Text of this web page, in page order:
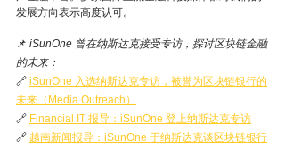
发展方向表示高度认可。
📌 iSunOne 曾在纳斯达克接受专访，探讨区块链金融
的未来：
🔗 iSunOne 入选纳斯达克专访，被誉为区块链银行的
未来（Media Outreach）
🔗 Financial IT 报导：iSunOne 登上纳斯达克专访
🔗 越南新闻报导：iSunOne 于纳斯达克谈区块链银行